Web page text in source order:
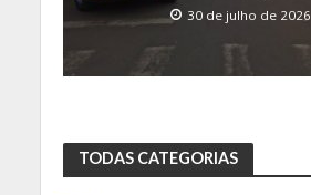
30 de julho de 2026
TODAS CATEGORIAS